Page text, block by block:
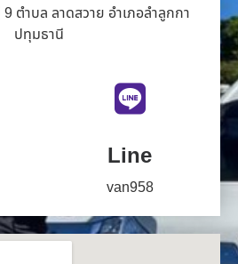
ตำบล ลาดสวาย อำเภอลำลูกกา
ปทุมธานี
Line
van958